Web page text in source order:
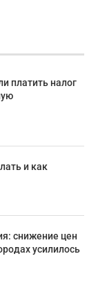
платить налог
и как
снижение цен
усилилось